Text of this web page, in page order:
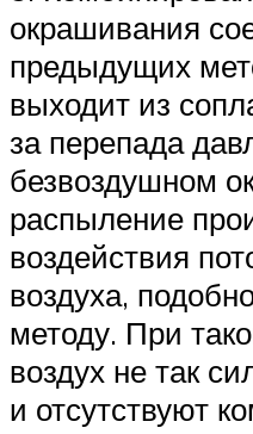
окрашивания
предыдущих
выходит из
за перепада
безвоздушном
распыление
воздействия
воздуха,
методу. При
воздух не так
и отсутствуют